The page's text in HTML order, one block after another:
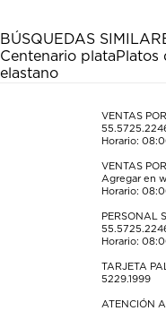
estrella
Esta
acción
formulario
estrellas.
Esta
acción
formulario
de
Esta
de
BÚSQUEDAS
Centenario plataPlatos
elastano
VENTAS
Horario:
VENTAS
Agregar en
Horario:
PERSONAL
Horario:
TARJETA
5229.1999
ATENCIÓN